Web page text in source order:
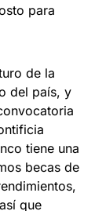
para
de la
del país, y
tiene una
becas de
que